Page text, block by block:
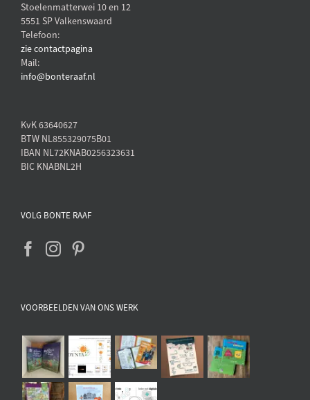
Stoelenmatterwei 10 en 12
5551 SP Valkenswaard
Telefoon:
zie contactpagina
Mail:
info@bonteraaf.nl
KvK 63640627
BTW NL855329075B01
IBAN NL72KNAB0256323631
BIC KNABNL2H
VOLG BONTE RAAF
VOORBEELDEN VAN ONS WERK